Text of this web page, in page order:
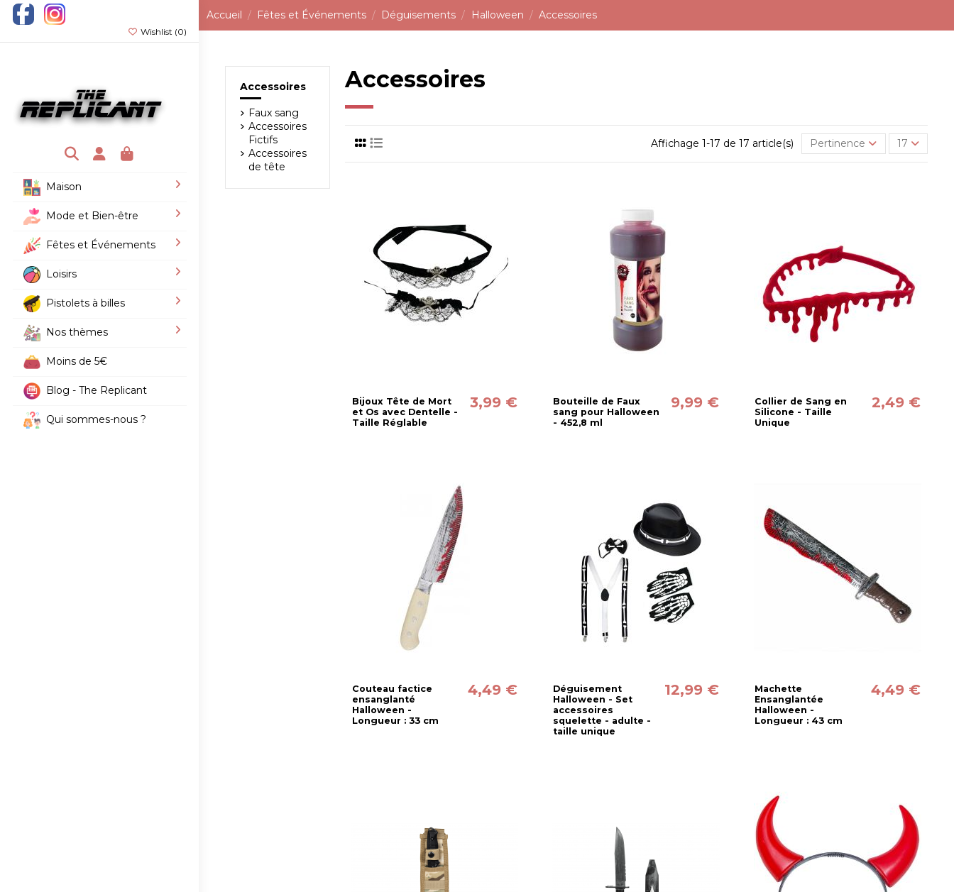
Wishlist (0)
Maison
Mode et Bien-être
Fêtes et Événements
Loisirs
Pistolets à billes
Nos thèmes
Moins de 5€
Blog - The Replicant
Qui sommes-nous ?
Accueil Fêtes et Événements Déguisements Halloween Accessoires
Accessoires
Affichage 1-17 de 17 article(s) Pertinence 17
Bijoux Tête de Mort
et Os avec Dentelle -
Taille Réglable
3,99 €
Bouteille de Faux
sang pour Halloween
- 452,8 ml
9,99 €
Collier de Sang en
Silicone - Taille
Unique
2,49 €
Couteau factice
ensanglanté
Halloween -
Longueur : 33 cm
4,49 €
Déguisement
Halloween - Set
accessoires
squelette - adulte -
taille unique
12,99 €
Machette
Ensanglantée
Halloween -
Longueur : 43 cm
4,49 €
Accessoires
Faux sang
Accessoires
Fictifs
Accessoires
de tête